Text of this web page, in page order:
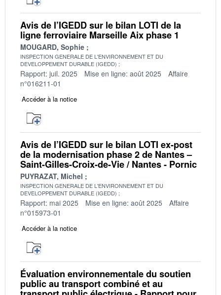
Avis de l’IGEDD sur le bilan LOTI de la
ligne ferroviaire Marseille Aix phase 1
MOUGARD, Sophie
INSPECTION GENERALE DE L'ENVIRONNEMENT ET DU
DEVELOPPEMENT DURABLE (IGEDD)
Rapport: juil. 2025 Mise en ligne: août 2025
Affaire
n°016211-01
Accéder à la notice
Avis de l’IGEDD sur le bilan LOTI ex-post
de la modernisation phase 2 de Nantes –
Saint-Gilles-Croix-de-Vie / Nantes - Pornic
PUYRAZAT, Michel
INSPECTION GENERALE DE L'ENVIRONNEMENT ET DU
DEVELOPPEMENT DURABLE (IGEDD)
Rapport: mai 2025 Mise en ligne: août 2025
Affaire
n°015973-01
Accéder à la notice
Évaluation environnementale du soutien
public au transport combiné et au